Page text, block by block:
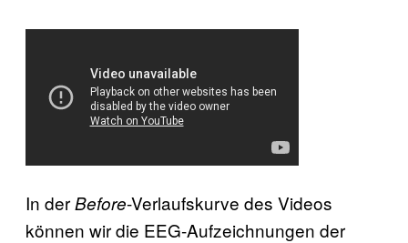
In derBefore-Verlaufskurve des Videos
können wir die EEG-Aufzeichnungen der